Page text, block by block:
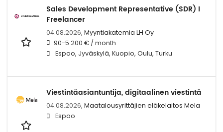
Sales Development Representative (SDR) I
Freelancer
04.08.2026, Myyntiakatemia LH Oy
90-5 200 € / month
Espoo, Jyväskylä, Kuopio, Oulu, Turku
Viestintäasiantuntija, digitaalinen viestintä
04.08.2026, Maatalousyrittäjien eläkelaitos Mela
Espoo